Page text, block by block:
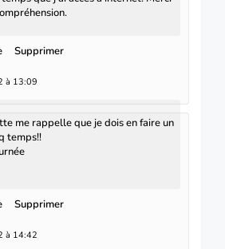
Supprimer
à 13:09
me rappelle que je dois en faire un
temps!!
Supprimer
à 14:42